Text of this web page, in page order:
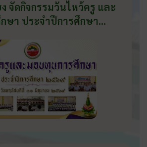
ง จัดกิจกรรมวันไหว้ครู และ
ษา ประจำปีการศึกษา
ถุนายน 2569